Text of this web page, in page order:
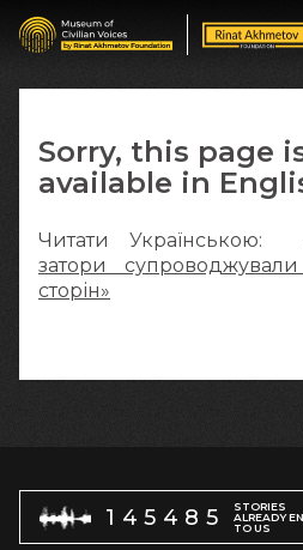
Sorry, this page
available in
Читати Українською:
затори
сторін»
145485
STORIES
ALREADY
TO US